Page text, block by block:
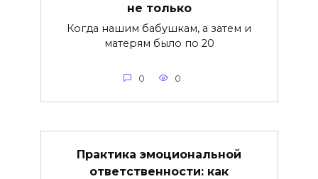
не только
Когда нашим бабушкам, а затем и
матерям было по 20
0 0
Практика эмоциональной
ответственности: как